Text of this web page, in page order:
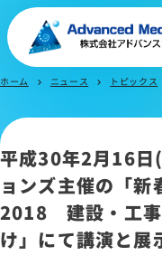
オウンドメディア
ニュース
IR情報
よくあるご質問
ホーム chevron_right ニュース chevron_right トピックス
平成30年2月16日
ョンズ主催の「
2018 建設・工事
け」にて講演と展